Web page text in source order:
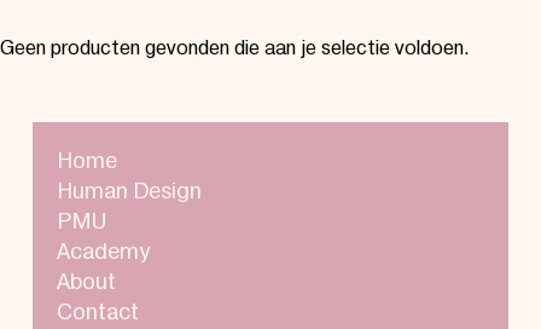
Geen producten gevonden die aan je selectie voldoen.
Home
Human Design
PMU
Academy
About
Contact